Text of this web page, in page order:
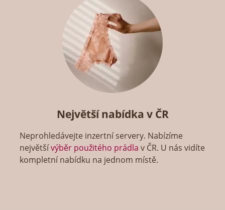
Největší nabídka v ČR
Neprohledávejte inzertní servery. Nabízíme
největšívýběr použitého prádla v ČR. U nás vidíte
kompletní nabídku na jednom místě.